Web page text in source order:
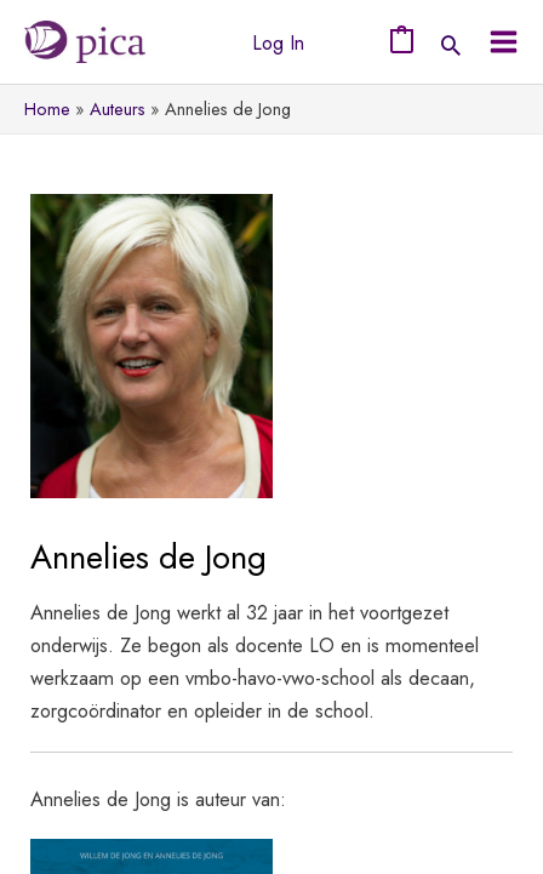
naar
de
inhoud
Log In
Home Auteurs Annelies de Jong
Annelies de Jong
Annelies de Jong werkt al 32 jaar in het voortgezet
onderwijs. Ze begon als docente LO en is momenteel
werkzaam op een vmbo-havo-vwo-school als decaan,
zorgcoördinator en opleider in de school.
Annelies de Jong is auteur van: